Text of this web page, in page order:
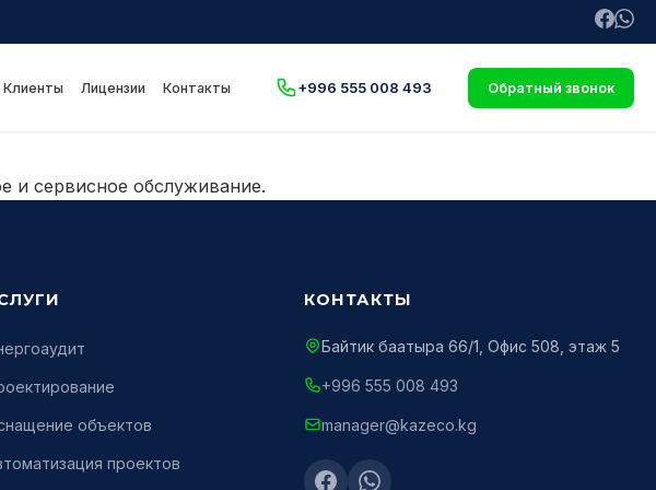
Клиенты Лицензии Контакты +996 555 008 493 Обратный звонок
и сервисное обслуживание.
объектов
проектов
КОНТАКТЫ
Байтик баатыра 66/1, Офис 508, этаж 5
+996 555 008 493
manager@kazeco.kg